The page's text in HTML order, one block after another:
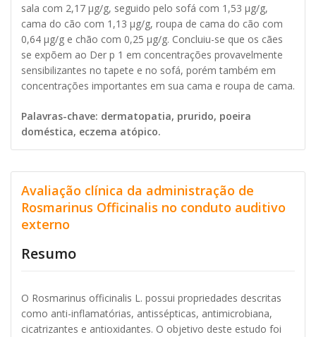
sala com 2,17 μg/g, seguido pelo sofá com 1,53 μg/g,
cama do cão com 1,13 μg/g, roupa de cama do cão com
0,64 μg/g e chão com 0,25 μg/g. Concluiu-se que os cães
se expõem ao Der p 1 em concentrações provavelmente
sensibilizantes no tapete e no sofá, porém também em
concentrações importantes em sua cama e roupa de cama.
Palavras-chave: dermatopatia, prurido, poeira
doméstica, eczema atópico.
Avaliação clínica da administração de
Rosmarinus Officinalis no conduto auditivo
externo
Resumo
O Rosmarinus officinalis L. possui propriedades descritas
como anti-inflamatórias, antissépticas, antimicrobiana,
cicatrizantes e antioxidantes. O objetivo deste estudo foi